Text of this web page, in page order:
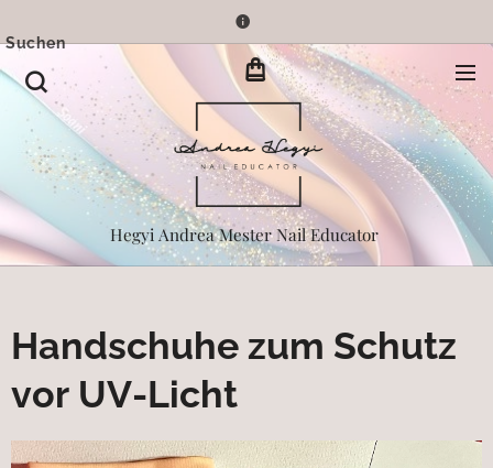
Hegyi Andrea Mester Nail Educator
Suchen
Handschuhe zum Schutz
vor UV-Licht